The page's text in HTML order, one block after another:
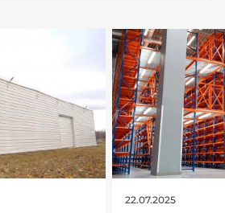
22.07.2025